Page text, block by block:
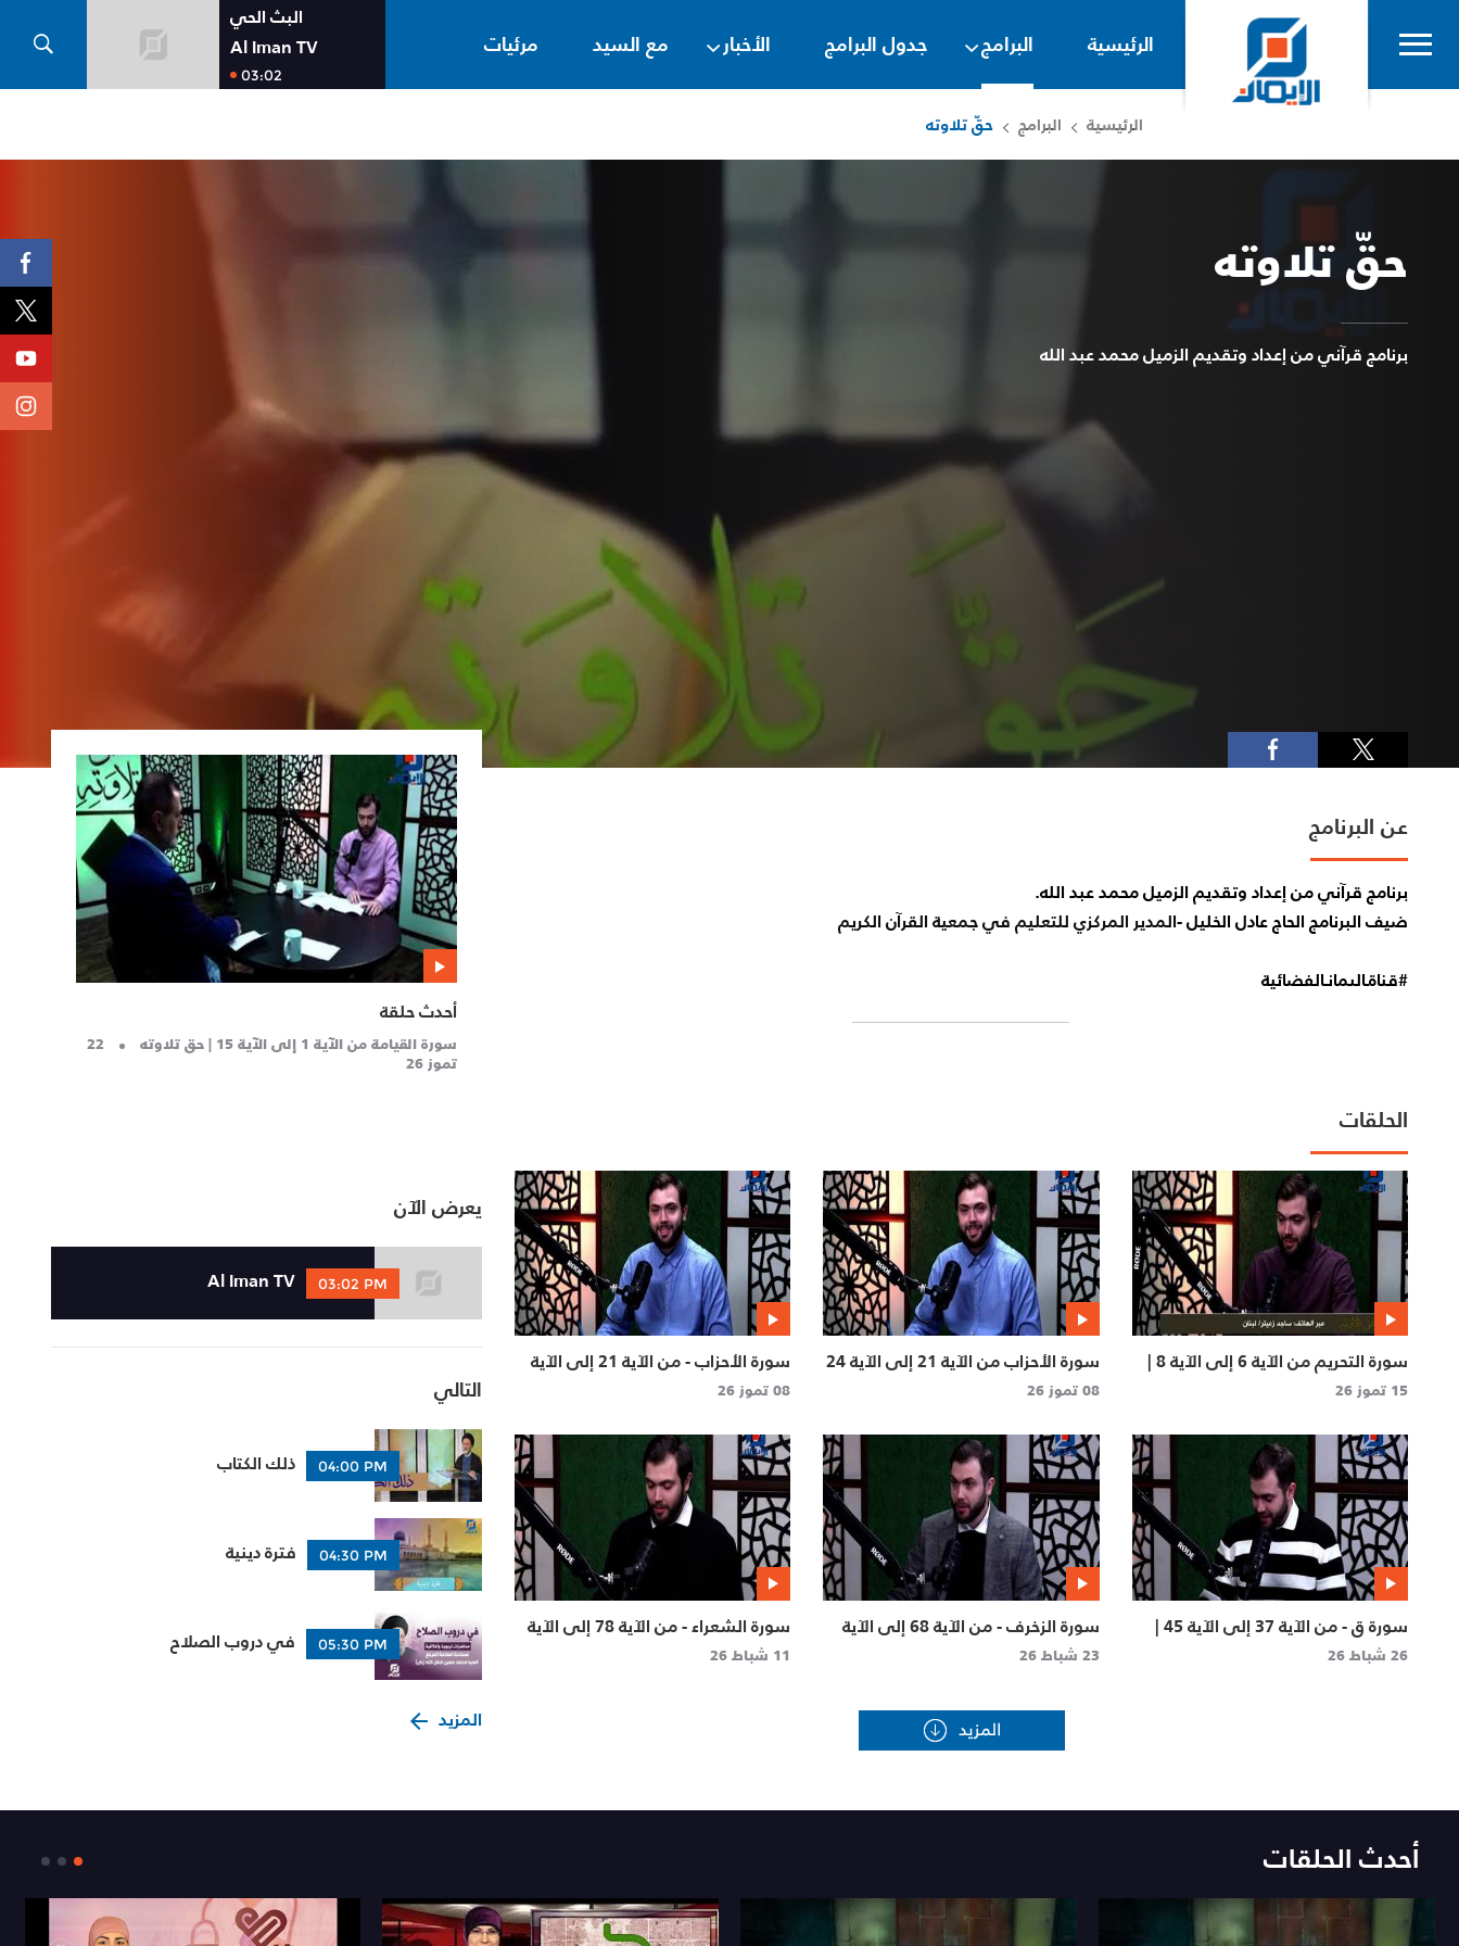
الرئيسية البرامج جدول البرامج الأخبار مع السيد مرئيات
البث الحي
Al Iman TV
03:02
الرئيسية البرامج حقّ تلاوته
حقّ تلاوته
برنامج قرآني من إعداد وتقديم الزميل محمد عبد الله
أحدث حلقة
سورة القيامة من الآية 1 إلى الآية 15 | حق تلاوته
22
تموز 26
عن البرنامج
برنامج قرآني من إعداد وتقديم الزميل محمد عبد الله.
ضيف البرنامج الحاج عادل الخليل -المدير المركزي للتعليم في جمعية القرآن الكريم
#قناةـالىمانـالفضائية
الحلقات
سورة التحريم من الآية 6 إلى الآية 8 |
حق تلاوته
15 تموز 26
سورة الأحزاب من الآية 21 إلى الآية 24
| حق تلاوته
08 تموز 26
سورة الأحزاب - من الآية 21 إلى الآية
24 | حق تلاوته
08 تموز 26
سورة ق - من الآية 37 إلى الآية 45 |
حق تلاوته
26 شباط 26
سورة الزخرف - من الآية 68 إلى الآية
73 | حق تلاوته
23 شباط 26
سورة الشعراء - من الآية 78 إلى الآية
89 | حق تلاوته
11 شباط 26
يعرض الآن
03:02 PM
Al Iman TV
التالي
04:00 PM ذلك الكتاب
04:30 PM فترة دينية
05:30 PM في دروب الصلاح
المزيد
أحدث الحلقات